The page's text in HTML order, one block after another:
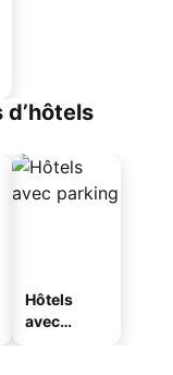
Hôtels
avec